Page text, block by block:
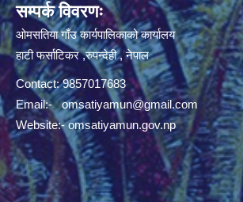
सम्पर्क विवरणः
ओमसतिया गाँउ कार्यपालिकाको कार्यालय
हाटी फर्साटिकर ,रुपन्देही , नेपाल
Contact: 9857017683
Email:-omsatiyamun@gmail.com
Website:- omsatiyamun.gov.np